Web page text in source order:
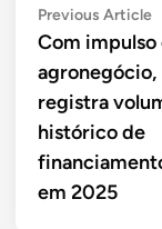
Navegação
de
Post
Previous Article
Com impulso
agronegócio,
registra
histórico de
em 2025